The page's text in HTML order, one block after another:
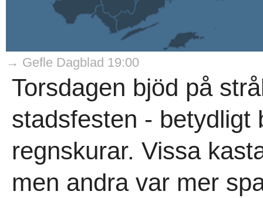
→ Gefle Dagblad 19:00
Torsdagen bjöd på
stadsfesten - betydligt
regnskurar. Vissa
men andra var mer